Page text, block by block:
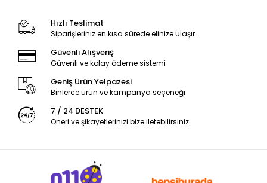
Hızlı Teslimat
Siparişleriniz en kısa sürede elinize ulaşır.
Güvenli Alışveriş
Güvenli ve kolay ödeme sistemi
Geniş Ürün Yelpazesi
Binlerce ürün ve kampanya seçeneği
7 / 24 DESTEK
Öneri ve şikayetlerinizi bize iletebilirsiniz.